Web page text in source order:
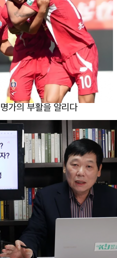
가의 부활을 알리다